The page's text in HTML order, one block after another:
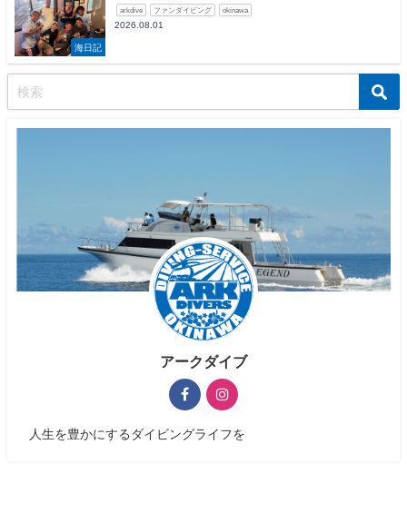
海日記
arkdive ファンダイビング okinawa
2026.08.01
アークダイブ
人生を豊かにするダイビングライフを